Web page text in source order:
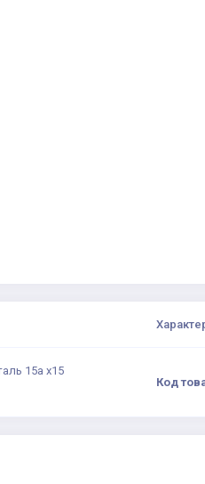
15а х15
Код